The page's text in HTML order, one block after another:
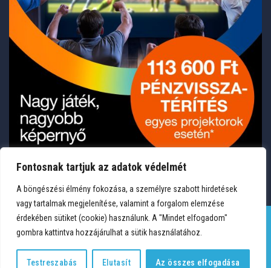
Fontosnak tartjuk az adatok védelmét
A böngészési élmény fokozása, a személyre szabott hirdetések
vagy tartalmak megjelenítése, valamint a forgalom elemzése
érdekében sütiket (cookie) használunk. A "Mindet elfogadom"
gombra kattintva hozzájárulhat a sütik használatához.
Testreszabás Elutasít Az összes elfogadása